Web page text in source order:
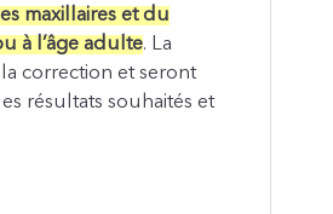
maxillaires et du
à l’âge adulte. La
correction et seront
résultats souhaités et